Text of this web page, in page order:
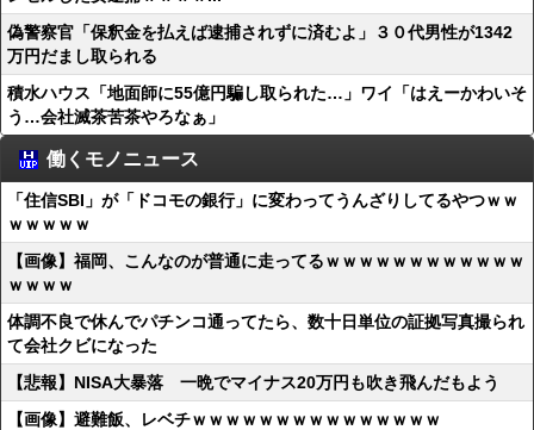
偽警察官「保釈金を払えば逮捕されずに済むよ」３０代男性が1342
万円だまし取られる
積水ハウス「地面師に55億円騙し取られた…」ワイ「はえーかわいそ
う…会社滅茶苦茶やろなぁ」
働くモノニュース
「住信SBI」が「ドコモの銀行」に変わってうんざりしてるやつｗｗ
ｗｗｗｗｗ
【画像】福岡、こんなのが普通に走ってるｗｗｗｗｗｗｗｗｗｗｗｗ
ｗｗｗｗ
体調不良で休んでパチンコ通ってたら、数十日単位の証拠写真撮られ
て会社クビになった
【悲報】NISA大暴落 一晩でマイナス20万円も吹き飛んだもよう
【画像】避難飯、レベチｗｗｗｗｗｗｗｗｗｗｗｗｗｗｗ